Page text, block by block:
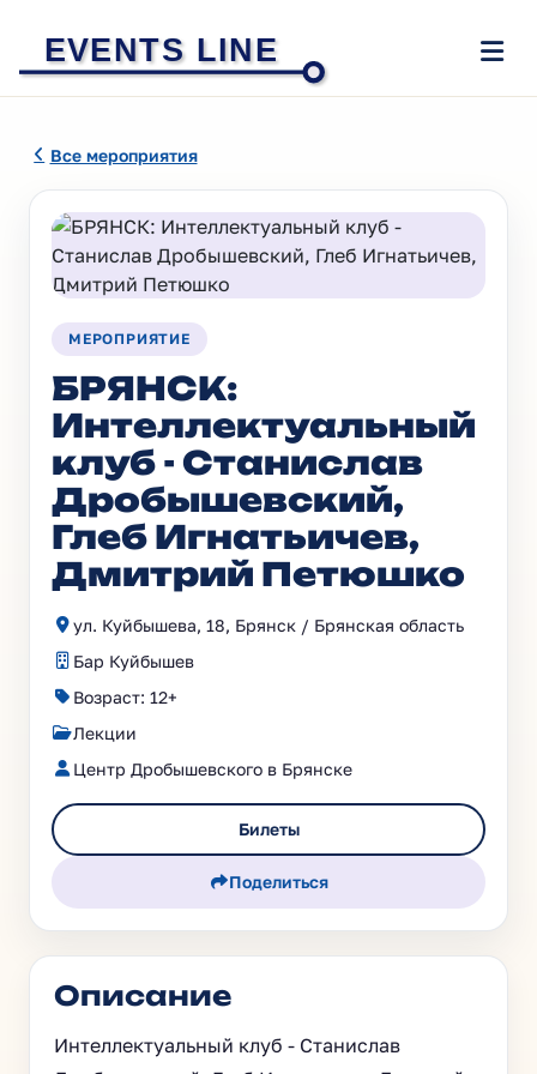
EVENTS LINE
Все мероприятия
МЕРОПРИЯТИЕ
БРЯНСК:
Интеллектуальный
клуб - Станислав
Дробышевский,
Глеб Игнатьичев,
Дмитрий Петюшко
ул. Куйбышева, 18, Брянск / Брянская область
Бар Куйбышев
Возраст: 12+
Лекции
Центр Дробышевского в Брянске
Билеты
Поделиться
Описание
Интеллектуальный клуб - Станислав